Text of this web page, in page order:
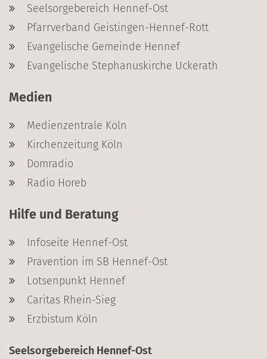
Seelsorgebereich Hennef-Ost
Pfarrverband Geistingen-Hennef-Rott
Evangelische Gemeinde Hennef
Evangelische Stephanuskirche Uckerath
Medien
Medienzentrale Köln
Kirchenzeitung Köln
Domradio
Radio Horeb
Hilfe und Beratung
Infoseite Hennef-Ost
Prävention im SB Hennef-Ost
Lotsenpunkt Hennef
Caritas Rhein-Sieg
Erzbistum Köln
Seelsorgebereich Hennef-Ost